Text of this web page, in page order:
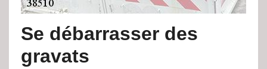
Se débarrasser des
gravats